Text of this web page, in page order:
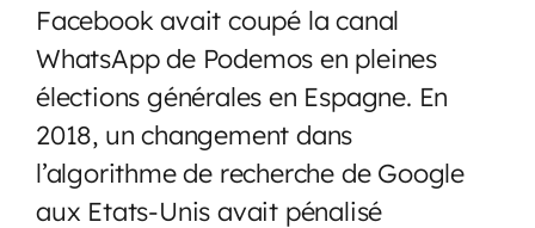
Facebook avait coupé la canal
WhatsApp de Podemos en pleines
élections générales en Espagne. En
2018, un changement dans
l’algorithme de recherche de Google
aux Etats-Unis avait pénalisé